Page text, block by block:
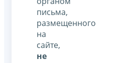
письма,
размещенного
на
сайте,
не